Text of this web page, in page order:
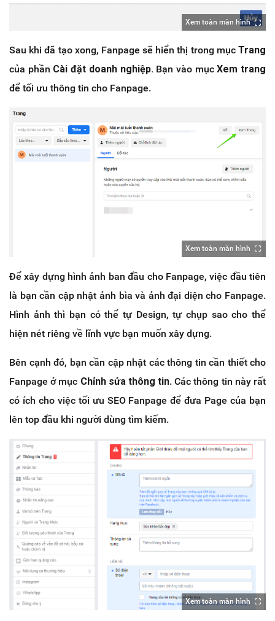
Xem toàn màn hình
Sau khi đã tạo xong, Fanpage sẽ hiển thị trong mục Trang
của phần Cài đặt doanh nghiệp. Bạn vào mụcXem trang
để tối ưu thông tin cho Fanpage.
Xem toàn màn hình
Để xây dựng hình ảnh ban đầu cho Fanpage, việc đầu tiên
là bạn cần cập nhật ảnh bìa và ảnh đại diện cho Fanpage.
Hình ảnh thì bạn có thể tự Design, tự chụp sao cho thể
hiện nét riêng về lĩnh vực bạn muốn xây dựng.
Bên cạnh đó, bạn cần cập nhật các thông tin cần thiết cho
Fanpage ở mục Chỉnh sửa thông tin. Các thông tin này rất
có ích cho việc tối ưu SEO Fanpage để đưa Page của bạn
lên top đầu khi người dùng tìm kiếm.
Xem toàn màn hình